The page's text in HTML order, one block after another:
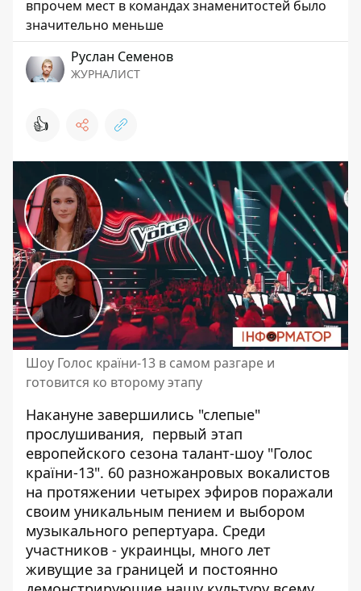
впрочем мест в командах знаменитостей было
значительно меньше
Руслан Семенов
ЖУРНАЛИСТ
👍
Шоу Голос країни-13 в самом разгаре и
готовится ко второму этапу
Накануне завершились "слепые"
прослушивания, первый этап
европейского сезона талант-шоу "Голос
країни-13". 60 разножанровых вокалистов
на протяжении четырех эфиров поражали
своим уникальным пением и выбором
музыкального репертуара. Среди
участников - украинцы, много лет
живущие за границей и постоянно